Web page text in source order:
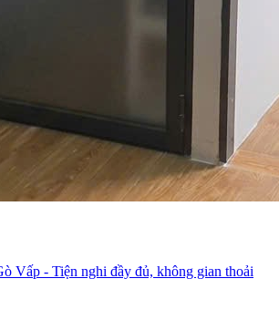
Vấp - Tiện nghi đầy đủ, không gian thoải